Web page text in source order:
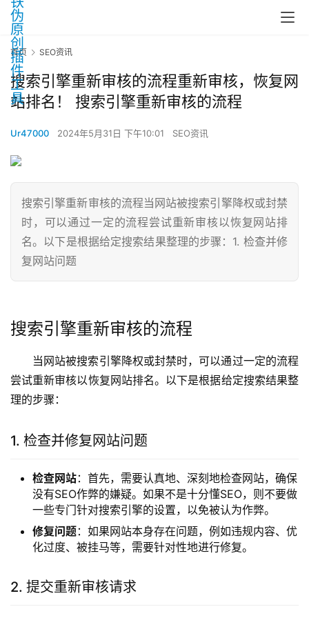
首页 SEO资讯
搜索引擎重新审核的流程重新审核，恢复网
站排名！ 搜索引擎重新审核的流程
Ur47000 2024年5月31日 下午10:01 SEO资讯
搜索引擎重新审核的流程当网站被搜索引擎降权或封禁
时，可以通过一定的流程尝试重新审核以恢复网站排
名。以下是根据给定搜索结果整理的步骤：1. 检查并修
复网站问题
搜索引擎重新审核的流程
当网站被搜索引擎降权或封禁时，可以通过一定的流程
尝试重新审核以恢复网站排名。以下是根据给定搜索结果整
理的步骤：
1. 检查并修复网站问题
检查网站：首先，需要认真地、深刻地检查网站，确保
没有SEO作弊的嫌疑。如果不是十分懂SEO，则不要做
一些专门针对搜索引擎的设置，以免被认为作弊。
修复问题：如果网站本身存在问题，例如违规内容、优
化过度、被挂马等，需要针对性地进行修复。
2. 提交重新审核请求